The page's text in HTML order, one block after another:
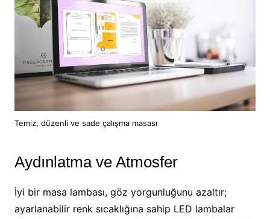
Temiz, düzenli ve sade çalışma masası
Aydınlatma ve Atmosfer
İyi bir masa lambası, göz yorgunluğunu azaltır;
ayarlanabilir renk sıcaklığına sahip LED lambalar